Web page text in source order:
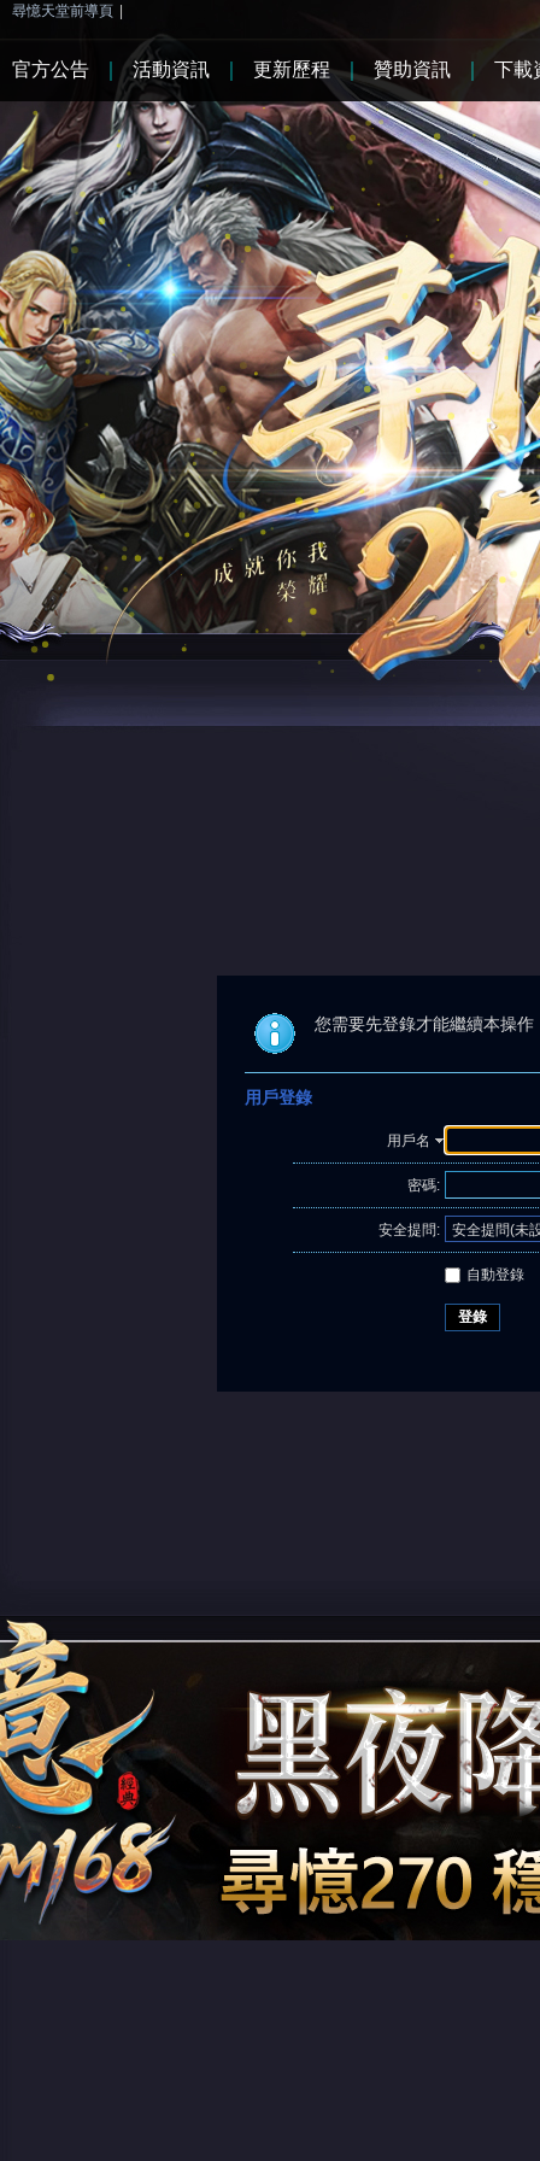
尋憶天堂前導頁
您需要先登錄才能繼續本操作
用戶登錄
用戶名
密碼:
安全提問:
自動登錄
登錄